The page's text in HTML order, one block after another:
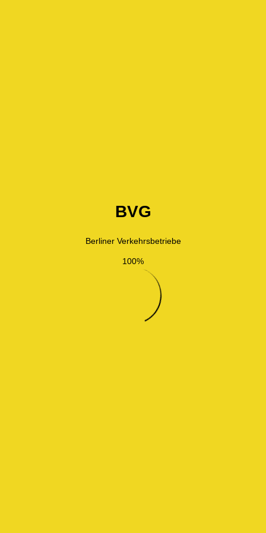
BVG
Berliner Verkehrsbetriebe
100%